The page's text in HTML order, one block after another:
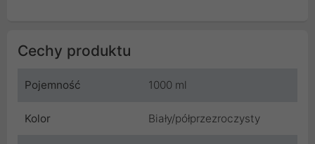
Cechy produktu
Pojemność 1000 ml
Kolor Biały/półprzezroczysty